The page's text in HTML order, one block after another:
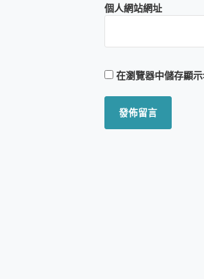
個人網站網址
在瀏覽器中儲存顯